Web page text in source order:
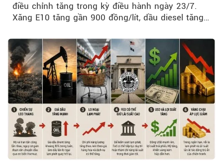
điều chỉnh tăng trong kỳ điều hành ngày 23/7.
Xăng E10 tăng gần 900 đồng/lít, dầu diesel tăng